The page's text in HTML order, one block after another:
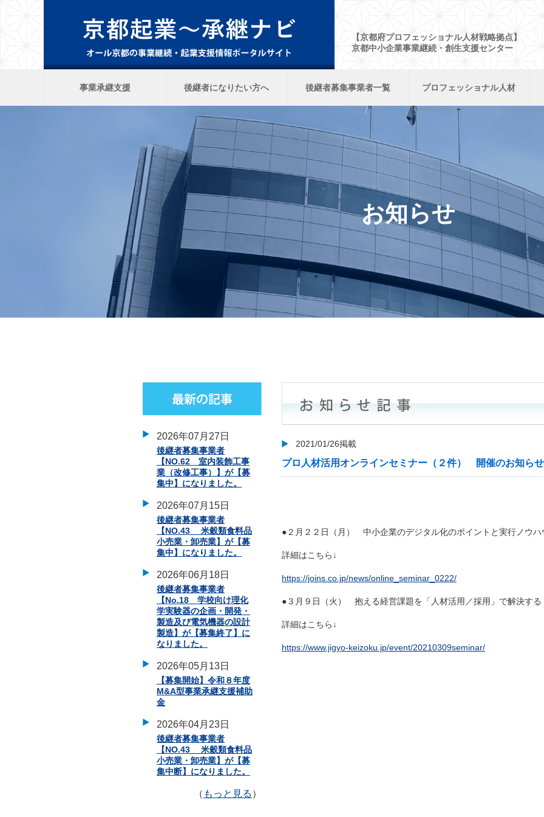
【京都府プロフェッショナル人材戦略拠点】
京都中小企業事業継続・創生支援センター
事業承継支援 後継者になりたい方へ 後継者募集事業者一覧 プロフェッショナル人材
お知らせ
2026年07月27日
後継者募集事業者
【NO.62 室内装飾工事
業（改修工事）】が【募
集中】になりました。
2026年07月15日
後継者募集事業者
【NO.43 米穀類食料品
小売業・卸売業】が【募
集中】になりました。
2026年06月18日
後継者募集事業者
【No.18 学校向け理化
学実験器の企画・開発・
製造及び電気機器の設計
製造】が【募集終了】に
なりました。
2026年05月13日
【募集開始】令和８年度
M&A型事業承継支援補助
金
2026年04月23日
後継者募集事業者
【NO.43 米穀類食料品
小売業・卸売業】が【募
集中断】になりました。
（ もっと見る ）
2021/01/26掲載
プロ人材活用オンラインセミナー（２件） 開催のお知らせ
●２月２２日（月） 中小企業のデジタル化のポイントと実行ノウハ
詳細はこちら↓
https://joins.co.jp/news/online_seminar_0222/
●３月９日（火） 抱える経営課題を「人材活用／採用」で解決する
詳細はこちら↓
https://www.jigyo-keizoku.jp/event/20210309seminar/